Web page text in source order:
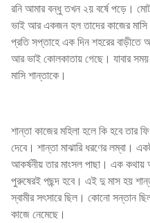
রনি আমার বন্ধু তখন ২য় বর্ষে পড়ে।
ভাই আর একজন হল তাদের কাজের মাসি
প্রতি সপ্তাহে এক দিন শহরের বাড়ীতে
আর ভাই কোলকাতায় গেছে। যাবার
মাসি শান্তাকে।
শান্তা কাজের মহিলা হলে কি হবে তার
দেবে। শান্তা মাঝারি ধরণের লম্বা।
আকর্ষনীয় তার মাংসল পাছা। এক
পুরুষেরই পছন্দ হবে। এই দু মাস হয়
স্বামীর সৎসারে ছিল। কোনো সন্তান ছিল
কাজে নেমেছে।